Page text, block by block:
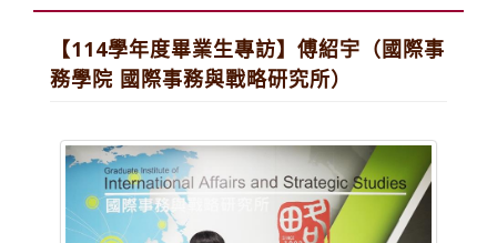
【114學年度畢業生專訪】傅紹宇（國際事
務學院 國際事務與戰略研究所）